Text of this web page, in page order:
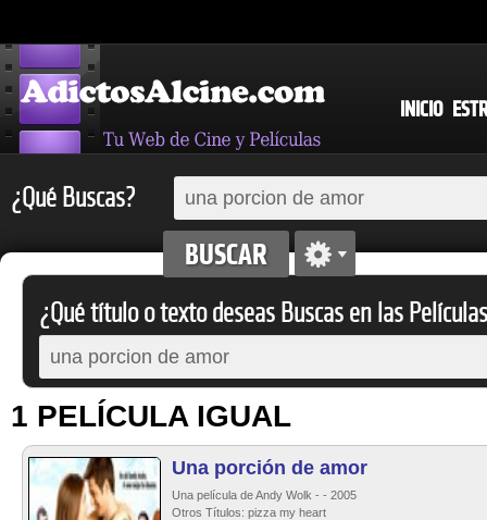
INICIO
¿Qué Buscas?
¿Qué título o texto deseas Buscas en las
1 PELÍCULA IGUAL
Una porción de amor
Una película de Andy Wolk - - 2005
Otros Títulos: pizza my heart